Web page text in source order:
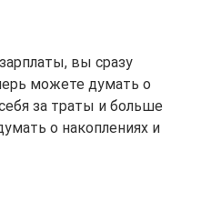
вы сразу
можете думать о
за траты и больше
о накоплениях и